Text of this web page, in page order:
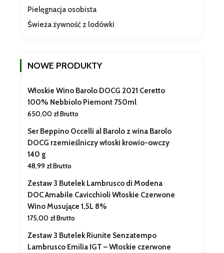
Pielęgnacja osobista
Świeża żywność z lodówki
NOWE PRODUKTY
Włoskie Wino Barolo DOCG 2021 Ceretto
100% Nebbiolo Piemont 750ml
650,00 złBrutto
Ser Beppino Occelli al Barolo z wina Barolo
DOCG rzemieślniczy włoski krowio-owczy
140 g
48,99 złBrutto
Zestaw 3 Butelek Lambrusco di Modena
DOC Amabile Cavicchioli Włoskie Czerwone
Wino Musujące 1,5L 8%
175,00 złBrutto
Zestaw 3 Butelek Riunite Senzatempo
Lambrusco Emilia IGT – Włoskie czerwone